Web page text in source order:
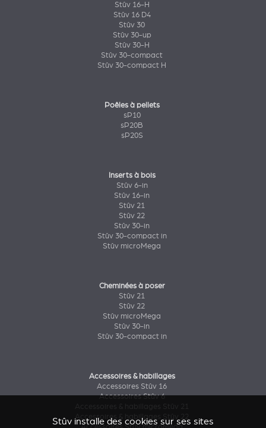
Stûv 16-H
Stûv 16 D4
Stûv 30
Stûv 30-up
Stûv 30-H
Stûv 30-compact
Stûv 30-compact H
Poêles à pellets
sP10
sP20B
sP20S
Inserts à bois
Stûv 6-in
Stûv 16-in
Stûv 21
Stûv 22
Stûv 30-in
Stûv 30-compact in
Stûv microMega
Cheminées à poser
Stûv 21
Stûv 22
Stûv microMega
Stûv 30-in
Stûv 30-compact in
Accessoires & habillages
Accessoires Stûv 16
Accessoires Stûv 6
Accessoires & habillages Stûv 22
Stûv installe des cookies sur ses sites